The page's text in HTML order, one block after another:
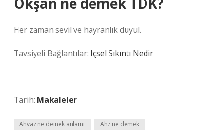
Her zaman sevil ve hayranlık duyul.
Tavsiyeli Bağlantılar: Içsel Sıkıntı Nedir
Tarih: Makaleler
Ahvaz ne demek anlamı Ahz ne demek